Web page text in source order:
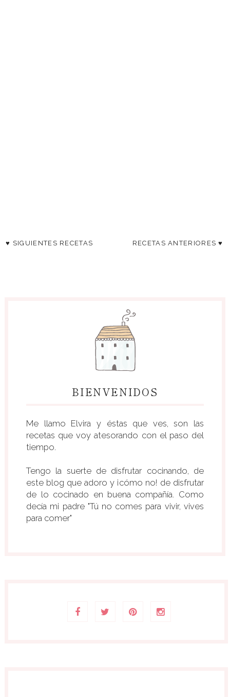
♥ SIGUIENTES RECETAS RECETAS ANTERIORES ♥
BIENVENIDOS
Me llamo Elvira y éstas que ves, son las
recetas que voy atesorando con el paso del
tiempo.
Tengo la suerte de disfrutar cocinando, de
este blog que adoro y ¡cómo no! de disfrutar
de lo cocinado en buena compañía. Como
decía mi padre "Tú no comes para vivir, vives
para comer"